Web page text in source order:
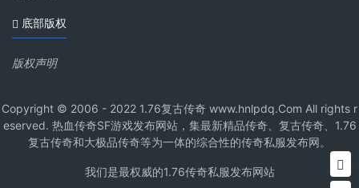
底部版权
版权声明
Copyright © 2006 - 2022 1.76复古传奇 www.hnlpdq.Com All rights r
eserved. 热血传奇SF游戏发布网站，集最新精品传奇、复古传奇、1.76
复古传奇和大极品传奇等为一体的综合性的传奇私服发布网。
我们是最权威的1.76传奇私服发布网站